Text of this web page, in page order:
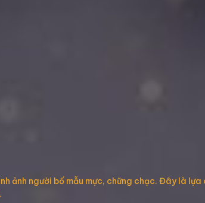
ảnh người bố mẫu mực, chững chạc. Đây là